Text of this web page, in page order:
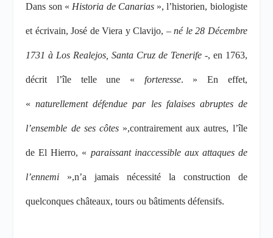
Dans son « Historia de Canarias», l’historien, biologiste
et écrivain, José de Viera y Clavijo, –né le 28 Décembre
1731 à Los Realejos, Santa Cruz de Tenerife-, en 1763,
décrit l’île telle une « forteresse. » En effet,
«naturellement défendue par les falaises abruptes de
l’ensemble de ses côtes»,contrairement aux autres, l’île
de El Hierro, « paraissant inaccessible aux attaques de
l’ennemi »,n’a jamais nécessité la construction de
quelconques châteaux, tours ou bâtiments défensifs.